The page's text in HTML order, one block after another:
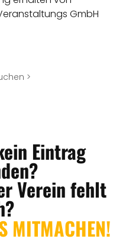
GmbH
>
Eintrag
Verein fehlt
MITMACHEN!